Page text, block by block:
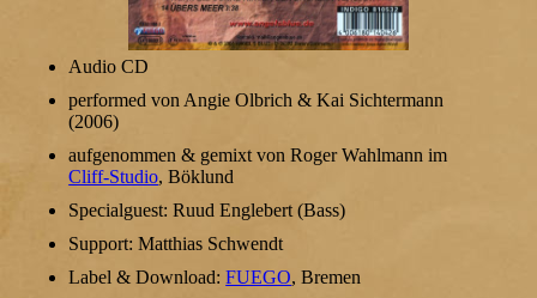
Audio CD
performed von Angie Olbrich & Kai Sichtermann
(2006)
aufgenommen & gemixt von Roger Wahlmann im
Cliff-Studio, Böklund
Specialguest: Ruud Englebert (Bass)
Support: Matthias Schwendt
Label & Download:FUEGO, Bremen